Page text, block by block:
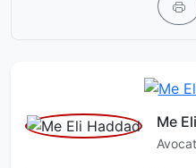
Me